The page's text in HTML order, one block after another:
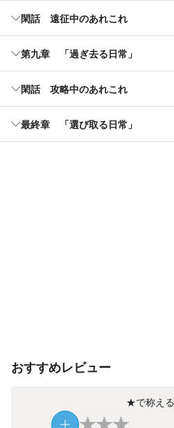
閑話 遠征中のあれこれ
第九章 「過ぎ去る日常」
閑話 攻略中のあれこれ
最終章 「選び取る日常」
おすすめレビュー
★で称える
★★★